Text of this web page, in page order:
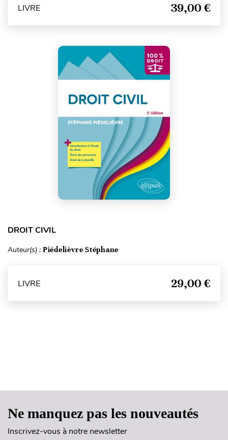
LIVRE 39,00 €
DROIT CIVIL
Auteur(s) : Piédelièvre Stéphane
LIVRE 29,00 €
Ne manquez pas les nouveautés
Inscrivez-vous à notre newsletter